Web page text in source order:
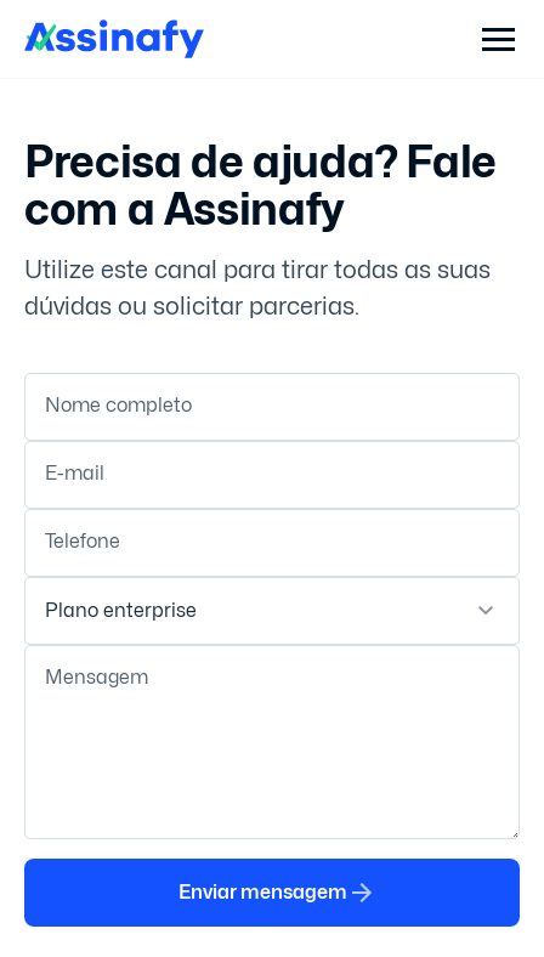
Precisa de ajuda?Fale
com a Assinafy
Utilize este canal para tirar todas as suas
dúvidas ou solicitar parcerias.
Nome completo
E-mail
Telefone
Plano enterprise
Mensagem
Enviar mensagem